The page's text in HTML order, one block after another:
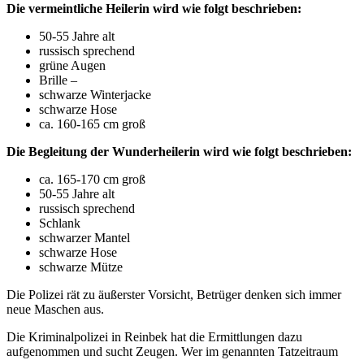
Die vermeintliche Heilerin wird wie folgt beschrieben:
50-55 Jahre alt
russisch sprechend
grüne Augen
Brille –
schwarze Winterjacke
schwarze Hose
ca. 160-165 cm groß
Die Begleitung der Wunderheilerin wird wie folgt beschrieben:
ca. 165-170 cm groß
50-55 Jahre alt
russisch sprechend
Schlank
schwarzer Mantel
schwarze Hose
schwarze Mütze
Die Polizei rät zu äußerster Vorsicht, Betrüger denken sich immer
neue Maschen aus.
Die Kriminalpolizei in Reinbek hat die Ermittlungen dazu
aufgenommen und sucht Zeugen. Wer im genannten Tatzeitraum